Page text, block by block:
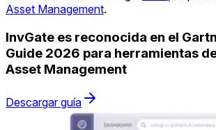
Asset Management.
InvGate es reconocida en el
Guide 2026 para herramientas
Asset Management
Descargar guía